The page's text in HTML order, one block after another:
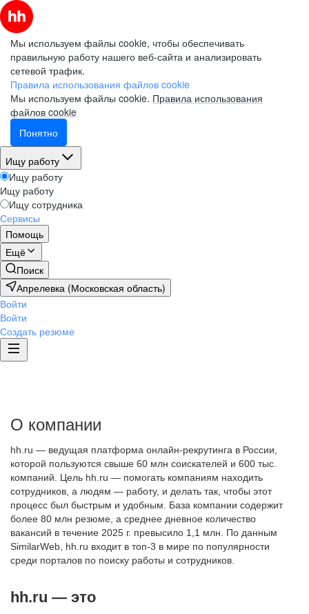
Мы используем файлы cookie, чтобы обеспечивать
правильную работу нашего веб-сайта и анализировать
сетевой трафик.
Правила использования файлов cookie
Мы используем файлы cookie. Правила использования
файлов cookie
Понятно
Ищу работу
Ищу работу
Ищу работу
Ищу сотрудника
Сервисы
Помощь
Ещё
Поиск
Апрелевка (Московская область)
Войти
Войти
Создать резюме
О компании
hh.ru — ведущая платформа онлайн-рекрутинга в России,
которой пользуются свыше 60 млн соискателей и 600 тыс.
компаний. Цель hh.ru — помогать компаниям находить
сотрудников, а людям — работу, и делать так, чтобы этот
процесс был быстрым и удобным. База компании содержит
более 80 млн резюме, а среднее дневное количество
вакансий в течение 2025 г. превысило 1,1 млн. По данным
SimilarWeb, hh.ru входит в топ-3 в мире по популярности
среди порталов по поиску работы и сотрудников.
hh.ru — это